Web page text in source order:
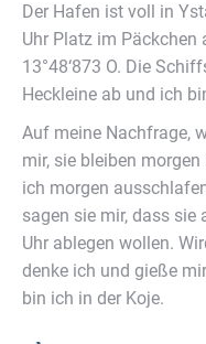
Der Hafen ist voll in
Uhr Platz im Päckchen
13°48‘873 O. Die
Heckleine ab und ich
Auf meine Nachfrage,
mir, sie bleiben
ich morgen
sagen sie mir, dass
Uhr ablegen wollen.
denke ich und gieße
bin ich in der Koje.